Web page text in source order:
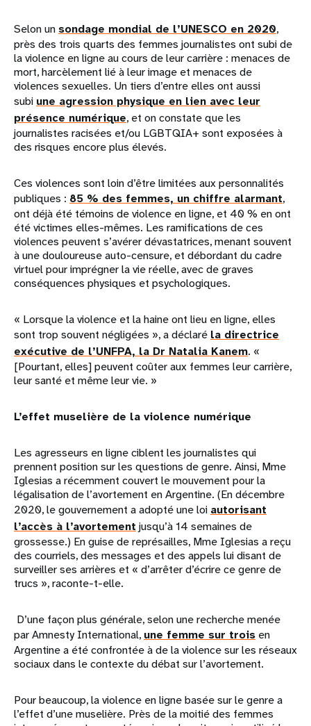
Selon un sondage mondial de l’UNESCO en 2020,
près des trois quarts des femmes journalistes ont subi de
la violence en ligne au cours de leur carrière : menaces de
mort, harcèlement lié à leur image et menaces de
violences sexuelles. Un tiers d’entre elles ont aussi
subi une agression physique en lien avec leur
présence numérique, et on constate que les
journalistes racisées et/ou LGBTQIA+ sont exposées à
des risques encore plus élevés.
Ces violences sont loin d’être limitées aux personnalités
publiques : 85 % des femmes, un chiffre alarmant,
ont déjà été témoins de violence en ligne, et 40 % en ont
été victimes elles-mêmes. Les ramifications de ces
violences peuvent s’avérer dévastatrices, menant souvent
à une douloureuse auto-censure, et débordant du cadre
virtuel pour imprégner la vie réelle, avec de graves
conséquences physiques et psychologiques.
« Lorsque la violence et la haine ont lieu en ligne, elles
sont trop souvent négligées », a déclaré la directrice
exécutive de l’UNFPA, la Dr Natalia Kanem. «
[Pourtant, elles] peuvent coûter aux femmes leur carrière,
leur santé et même leur vie. »
L’effet muselière de la violence numérique
Les agresseurs en ligne ciblent les journalistes qui
prennent position sur les questions de genre. Ainsi, Mme
Iglesias a récemment couvert le mouvement pour la
légalisation de l’avortement en Argentine. (En décembre
2020, le gouvernement a adopté une loi autorisant
l’accès à l’avortement jusqu’à 14 semaines de
grossesse.) En guise de représailles, Mme Iglesias a reçu
des courriels, des messages et des appels lui disant de
surveiller ses arrières et « d’arrêter d’écrire ce genre de
trucs », raconte-t-elle.
D’une façon plus générale, selon une recherche menée
par Amnesty International, une femme sur trois en
Argentine a été confrontée à de la violence sur les réseaux
sociaux dans le contexte du débat sur l’avortement.
Pour beaucoup, la violence en ligne basée sur le genre a
l’effet d’une muselière. Près de la moitié des femmes